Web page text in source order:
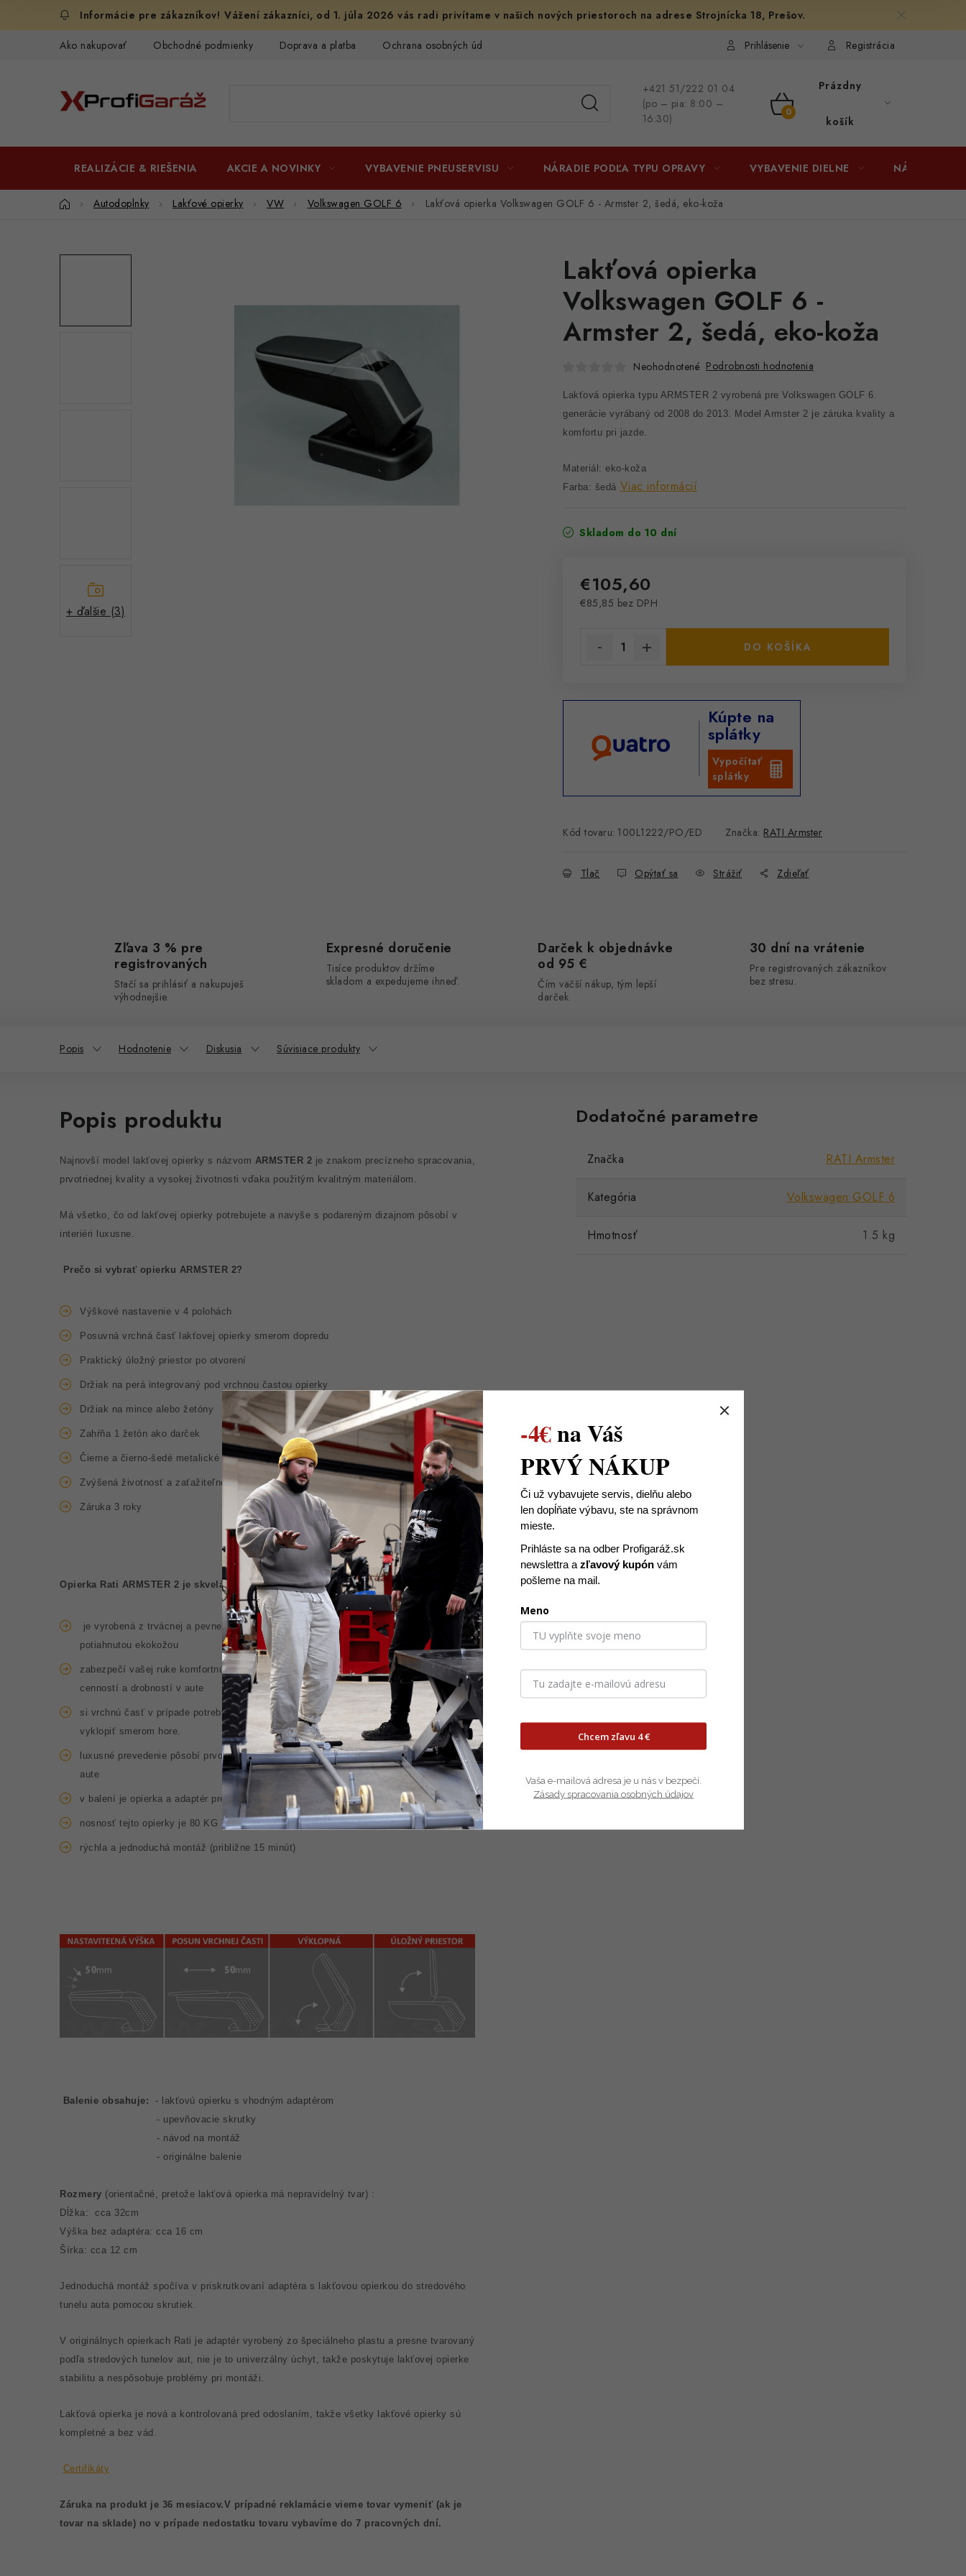
Vážení zákazníci, od 1. júla 2026 vás radi privítame v našich nových priestoroch na adrese Strojnícka 18, Prešov.
Ako nakupovať Obchodné podmienky Doprava a platba Ochrana osobných údajov Osobné vyzdvihnutie v Prešove Ako funguje Packeta?
Prihlásenie Registrácia
+421 51/222 01 04
(po – pia: 8:00 –
16:30)
NÁKUPNÝ
Prázdny
košík
REALIZÁCIE & RIEŠENIA AKCIE A NOVINKY VYBAVENIE PNEUSERVISU NÁRADIE PODĽA TYPU OPRAVY VYBAVENIE DIELNE NÁRADIE
DomovAutodoplnky Lakťové opierky VW Volkswagen GOLF 6 Lakťová opierka Volkswagen GOLF 6 - Armster 2, šedá, eko-koža
+ ďalšie (3)
Lakťová opierka
Volkswagen GOLF 6 -
Armster 2, šedá, eko-koža
Neohodnotené Podrobnosti hodnotenia
Lakťová opierka typu ARMSTER 2 vyrobená pre Volkswagen GOLF 6.
generácie vyrábaný od 2008 do 2013. Model Armster 2 je záruka kvality a
komfortu pri jazde.
Materiál: eko-koža
Farba: šedá Viac informácií
Skladom do 10 dní
€105,60
€85,85 bez DPH
DO KOŠÍKA
Kúpte na
splátky
Vypočítať
splátky
Kód tovaru: 100L1222/PO/ED Značka: RATI Armster
Tlač Opýtať sa Strážiť Zdieľať
Zľava 3 % pre
registrovaných
Stačí sa prihlásiť a nakupuješ
výhodnejšie.
Expresné doručenie
Tisíce produktov držíme
skladom a expedujeme ihneď.
Darček k objednávke
od 95 €
Čím väčší nákup, tým lepší
darček.
30 dní na vrátenie
Pre registrovaných zákazníkov
bez stresu.
Popis Hodnotenie Diskusia Súvisiace produkty
Popis produktu
Najnovší model lakťovej opierky s názvom ARMSTER 2 je znakom precízneho spracovania,
prvotriednej kvality a vysokej životnosti vďaka použitým kvalitným materiálom.
Má všetko, čo od lakťovej opierky potrebujete a navyše s podareným dizajnom pôsobí v
interiéri luxusne.
Prečo si vybrať opierku ARMSTER 2?
Výškové nastavenie v 4 polohách
Posuvná vrchná časť lakťovej opierky smerom dopredu
Praktický úložný priestor po otvorení
Držiak na perá integrovaný pod vrchnou častou opierky
Držiak na mince alebo žetóny
Zahŕňa 1 žetón ako darček
Čierne a čierno-šedé metalické farebné prevedenie
Zvýšená životnosť a zaťažiteľnosť
Záruka 3 roky
Opierka Rati ARMSTER 2 je skvelá voľba pretože:
je vyrobená z trvácnej a pevnej kovovej konštrukcie v kombinácií s plastom a
potiahnutou ekokožou
zabezpečí vašej ruke komfortnú a stabilnú oporu pri jazde a poslúži aj ako úkryt
cenností a drobností v aute
si vrchnú časť v prípade potreby viete dodatočne posunúť dopredu alebo celú opierku
vyklopiť smerom hore.
luxusné prevedenie pôsobí prvotriednym dojmom čo oceníte vy a ostatní cestujúci v
aute
v balení je opierka a adaptér presne pre konkrétny typ áut
nosnosť tejto opierky je 80 KG
rýchla a jednoduchá montáž (približne 15 minút)
Balenie obsahuje: - lakťovú opierku s vhodným adaptérom
- upevňovacie skrutky
- návod na montáž
- originálne balenie
Rozmery (orientačné, pretože lakťová opierka má nepravidelný tvar) :
Dĺžka: cca 32cm
Výška bez adaptéra: cca 16 cm
Šírka: cca 12 cm
Jednoduchá montáž spočíva v priskrutkovaní adaptéra s lakťovou opierkou do stredového
tunelu auta pomocou skrutiek.
V originálnych opierkach Rati je adaptér vyrobený zo špeciálneho plastu a presne tvarovaný
podľa stredových tunelov aut, nie je to univerzálny úchyt, takže poskytuje lakťovej opierke
stabilitu a nespôsobuje problémy pri montáži.
Lakťová opierka je nová a kontrolovaná pred odoslaním, takže všetky lakťové opierky sú
kompletné a bez vád.
Certifikáty
Záruka na produkt je 36 mesiacov.V prípadné reklamácie vieme tovar vymeniť (ak je
tovar na sklade) no v prípade nedostatku tovaru vybavíme do 7 pracovných dní.
Dodatočné parametre
Značka RATI Armster
Kategória Volkswagen GOLF 6
Hmotnosť 1.5 kg
-4€na Váš
PRVÝ NÁKUP
Či už vybavujete servis, dielňu alebo
len dopĺňate výbavu, ste na správnom
mieste.
Prihláste sa na odber Profigaráž.sk
newslettra a zľavový kupón vám
pošleme na mail.
Meno
Chcem zľavu 4 €
Vaša e-mailová adresa je u nás v bezpečí.
Zásady spracovania osobných údajov